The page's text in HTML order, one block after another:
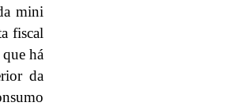
mini
fiscal
há
da